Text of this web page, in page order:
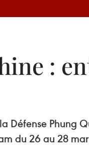
:
Défense Phung
du 26 au 28